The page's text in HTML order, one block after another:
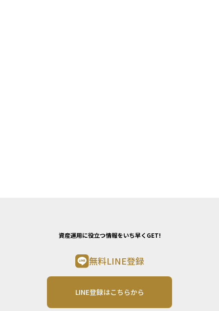
資産運用に役立つ情報をいち早くGET!
無料LINE登録
LINE登録はこちらから